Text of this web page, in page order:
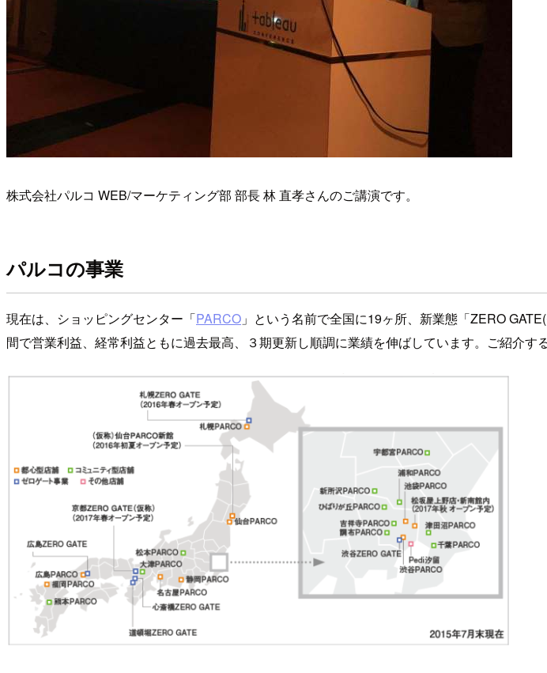
株式会社パルコ WEB/マーケティング部 部長 林 直孝さんのご講演です。
パルコの事業
現在は、ショッピングセンター「PARCO 」という名前で全国に19ヶ所、新業態「ZERO
間で営業利益、経常利益ともに過去最高、３期更新し順調に業績を伸ばしています。ご紹介